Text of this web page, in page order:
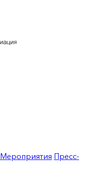
Мероприятия Пресс-